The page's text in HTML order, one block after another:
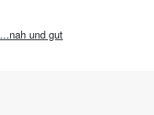
...nah und gut